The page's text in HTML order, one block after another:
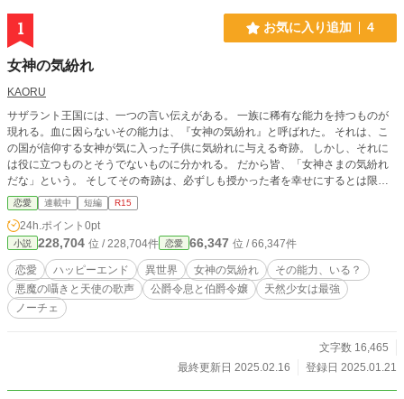
1 お気に入り追加 4
女神の気紛れ
KAORU
サザラント王国には、一つの言い伝えがある。 一族に稀有な能力を持つものが
現れる。血に因らないその能力は、『女神の気紛れ』と呼ばれた。 それは、こ
の国が信仰する女神が気に入った子供に気紛れに与える奇跡。 しかし、それに
は役に立つものとそうでないものに分かれる。 だから皆、「女神さまの気紛れ
だな」という。 そしてその奇跡は、必ずしも授かった者を幸せにするとは限ら
ない―― 役に立つがゆえに苦悩する奇跡を持つ青年と、全く役に立たないと思
われる奇跡を持つ少女の出逢い。 それは二人の行く末を、大きく変える出逢い
だった ※不定期更新です。書きながら更新します。 ※見切り発車ですので、と
りあえず短編・R15で始めます。途中R18になったらごめんなさい。 ※作者の
妄想の産物です。 ※頭の中にあるものを言語化しています。神様ではないの
で、「創造」することはできません。 ※小心者ゆえ、感想欄は閉じておりま
す。誹謗中傷・盗作嫌疑等の攻撃はお断りしております。 ※誤字脱字やつじつ
まの合わない部分は後からこっそり修正致します。
恋愛 連載中 短編 R15
24h.ポイント 0pt
小説 228,704 位 / 228,704件 恋愛 66,347 位 / 66,347件
恋愛 ハッピーエンド 異世界 女神の気紛れ
その能力、いる？
悪魔の囁きと天使の歌声
公爵令息と伯爵令嬢
天然少女は最強
ノーチェ
文字数 16,465
最終更新日 2025.02.16
登録日 2025.01.21